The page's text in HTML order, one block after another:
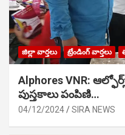
జిల్లా వార్తలు ట్రేండింగ్ వార్తలు
Alphores VNR:
పుస్తకాలు పంపిణి…
04/12/2024 SIRA NEWS